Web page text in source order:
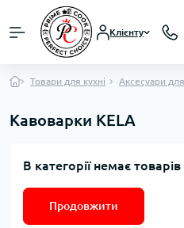
Клієнту
Товари для кухні Аксесуари
Кавоварки KELA
В категорії немає товарів
Продовжити